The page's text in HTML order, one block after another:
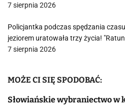
7 sierpnia 2026
Policjantka podczas spędzania
jeziorem uratowała trzy życia!
7 sierpnia 2026
MOŻE CI SIĘ SPODOBAĆ:
Słowiańskie wybraniectwo